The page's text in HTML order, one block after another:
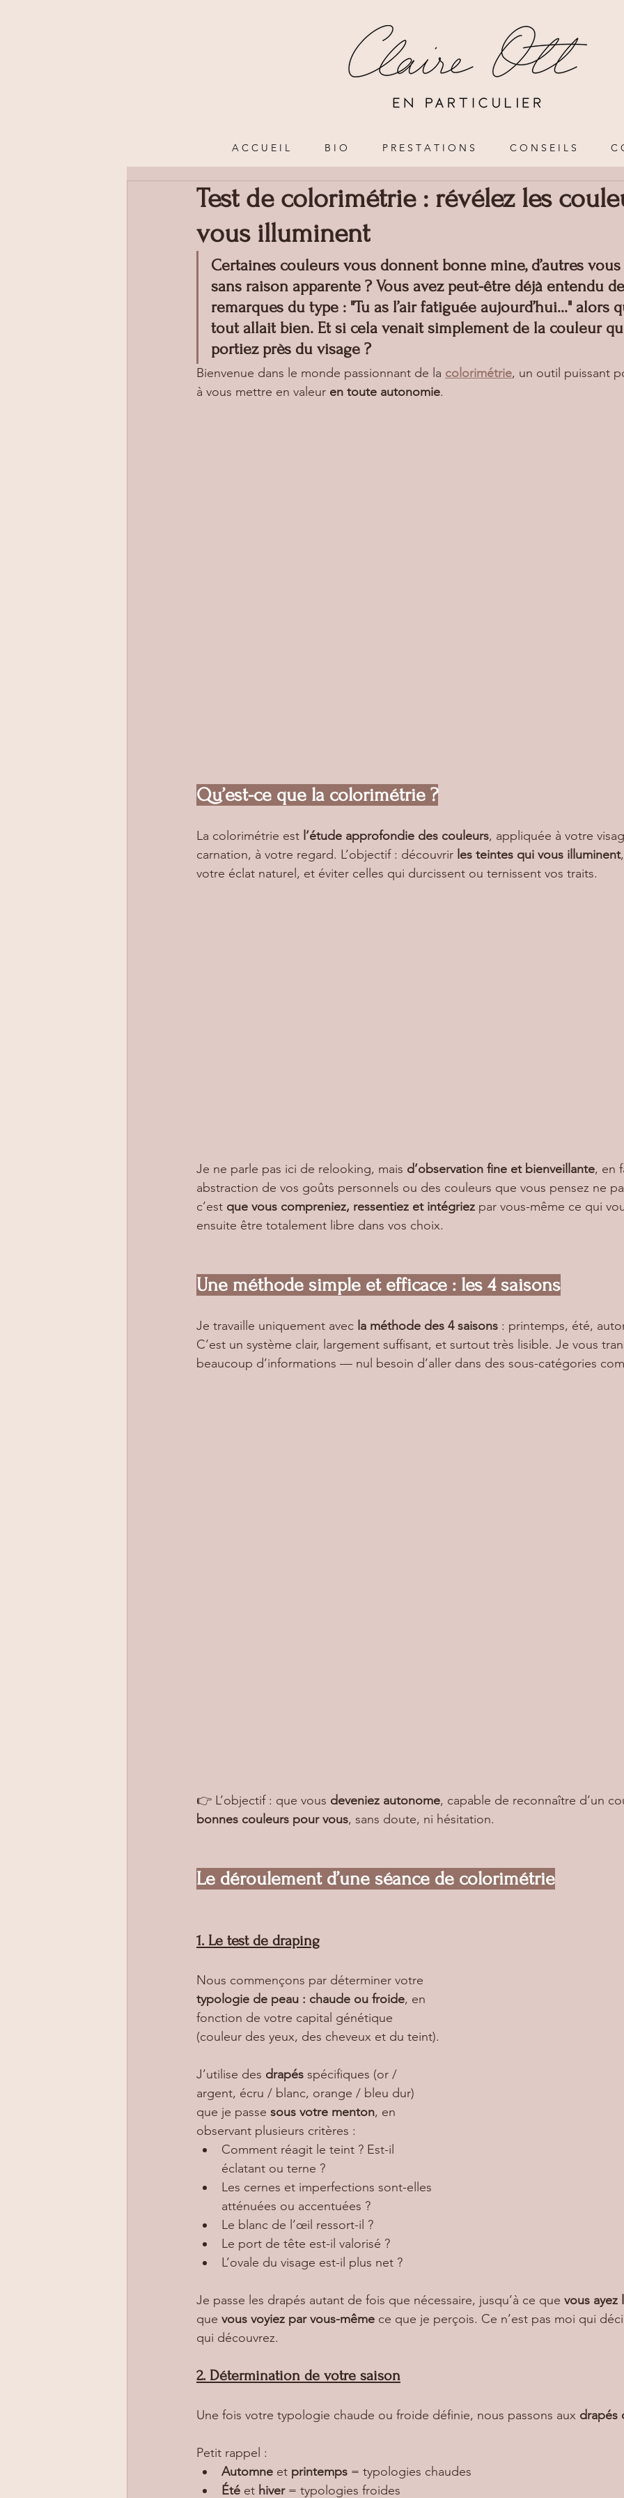
A C C U E I L B I O P R E S T A T I O N S C O N S E I L S C
Test de colorimétrie : révélez les
vous illuminent
Certaines couleurs vous donnent bonne mine, d’autres
sans raison apparente ? Vous avez peut-être déjà entendu
remarques du type : "Tu as l’air fatiguée aujourd’hui..." alors
tout allait bien. Et si cela venait simplement de la couleur
portiez près du visage ?
Bienvenue dans le monde passionnant de la colorimétrie, un outil puissant
à vous mettre en valeur en toute autonomie.
Qu’est-ce que la colorimétrie ?
La colorimétrie est l’étude approfondie des couleurs, appliquée à votre
carnation, à votre regard. L’objectif : découvrir les teintes qui vous illuminent
votre éclat naturel, et éviter celles qui durcissent ou ternissent vos traits.
Je ne parle pas ici de relooking, mais d’observation fine et bienveillante, en
abstraction de vos goûts personnels ou des couleurs que vous pensez ne
c’est que vous compreniez, ressentiez et intégriez par vous-même ce qui
ensuite être totalement libre dans vos choix.
Une méthode simple et efficace : les 4 saisons
Je travaille uniquement avec la méthode des 4 saisons : printemps, été,
C’est un système clair, largement suffisant, et surtout très lisible. Je vous
beaucoup d’informations — nul besoin d’aller dans des sous-catégories
👉 L’objectif : que vous deveniez autonome, capable de reconnaître d’un
bonnes couleurs pour vous, sans doute, ni hésitation.
Le déroulement d’une séance de colorimétrie
1. Le test de draping
Nous commençons par déterminer votre
typologie de peau : chaude ou froide, en
fonction de votre capital génétique
(couleur des yeux, des cheveux et du teint).
J’utilise des drapés spécifiques (or /
argent, écru / blanc, orange / bleu dur)
que je passe sous votre menton, en
observant plusieurs critères :
Comment réagit le teint ? Est-il
éclatant ou terne ?
Les cernes et imperfections sont-elles
atténuées ou accentuées ?
Le blanc de l’œil ressort-il ?
Le port de tête est-il valorisé ?
L’ovale du visage est-il plus net ?
Je passe les drapés autant de fois que nécessaire, jusqu’à ce que vous ayez
que vous voyiez par vous-même ce que je perçois. Ce n’est pas moi qui
qui découvrez.
2. Détermination de votre saison
Une fois votre typologie chaude ou froide définie, nous passons aux drapés
Petit rappel :
Automne et printemps = typologies chaudes
Été et hiver = typologies froides